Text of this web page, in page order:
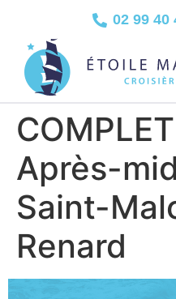
02 99 40
Après-
Saint-
Renard